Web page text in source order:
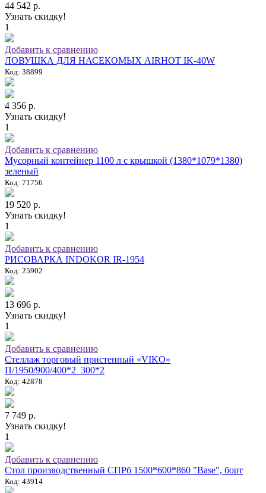
44 542 р.
Узнать скидку!
1
Добавить к сравнению
ЛОВУШКА ДЛЯ НАСЕКОМЫХ AIRHOT IK-40W
Код: 38899
4 356 р.
Узнать скидку!
1
Добавить к сравнению
Мусорный контейнер 1100 л с крышкой (1380*1079*1380)
зеленый
Код: 71756
19 520 р.
Узнать скидку!
1
Добавить к сравнению
РИСОВАРКА INDOKOR IR-1954
Код: 25902
13 696 р.
Узнать скидку!
1
Добавить к сравнению
Стеллаж торговый пристенный «VIKO»
П/1950/900/400*2_300*2
Код: 42878
7 749 р.
Узнать скидку!
1
Добавить к сравнению
Стол производственный СПРб 1500*600*860 "Base", борт
Код: 43914